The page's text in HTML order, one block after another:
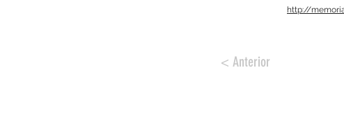
http://
< Anterior